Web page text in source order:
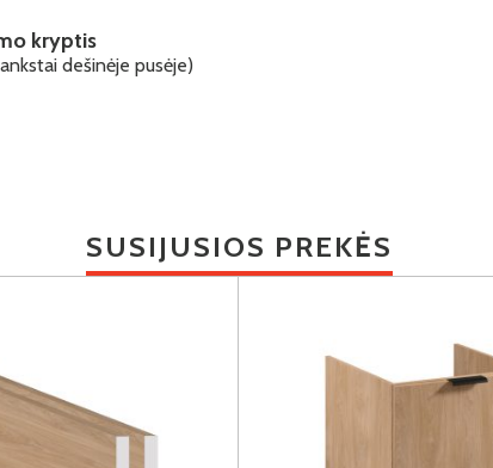
kryptis
dešinėje pusėje)
SUSIJUSIOS PREKĖS